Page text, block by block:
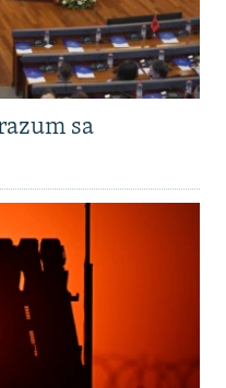
sa